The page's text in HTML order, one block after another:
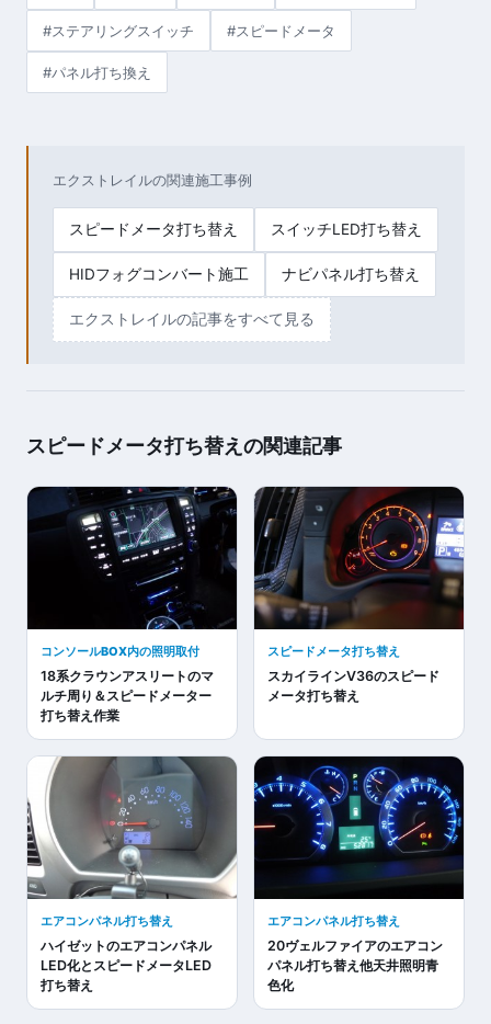
#ステアリングスイッチ #スピードメータ
#パネル打ち換え
エクストレイルの関連施工事例
スピードメータ打ち替え スイッチLED打ち替え
HIDフォグコンバート施工 ナビパネル打ち替え
エクストレイルの記事をすべて見る
スピードメータ打ち替えの関連記事
コンソールBOX内の照明取付
18系クラウンアスリートのマ
ルチ周り＆スピードメーター
打ち替え作業
スピードメータ打ち替え
スカイラインV36のスピード
メータ打ち替え
エアコンパネル打ち替え
ハイゼットのエアコンパネル
LED化とスピードメータLED
打ち替え
エアコンパネル打ち替え
20ヴェルファイアのエアコン
パネル打ち替え他天井照明青
色化